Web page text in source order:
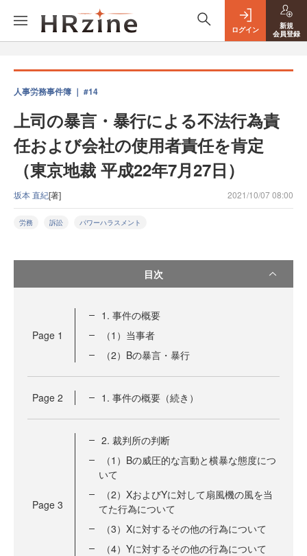
ログイン
新規
会員登録
人事労務事件簿 ｜ #14
上司の暴言・暴行による不法行為責
任および会社の使用者責任を肯定
（東京地裁 平成22年7月27日）
坂本 直紀[著] 2021/10/07 08:00
労務 訴訟 パワーハラスメント
目次
Page 1
1. 事件の概要
（1）当事者
（2）Bの暴言・暴行
Page 2 1. 事件の概要（続き）
Page 3
2. 裁判所の判断
（1）Bの威圧的な言動と横暴な態度につ
いて
（2）XおよびYに対して扇風機の風を当
てた行為について
（3）Xに対するその他の行為について
（4）Yに対するその他の行為について